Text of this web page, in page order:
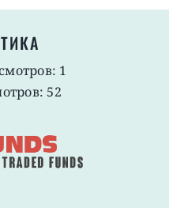
1
52